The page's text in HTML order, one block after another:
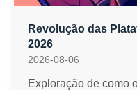
Revolução das
2026
2026-08-06
Exploração de como